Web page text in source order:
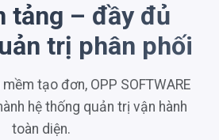
tảng – đầy đủ
trị phân phối
tạo đơn, OPP SOFTWARE
hệ thống quản trị vận hành
toàn diện.